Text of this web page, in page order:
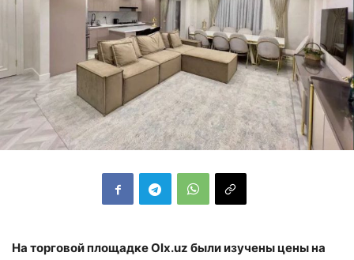
На торговой площадке Olx.uz были изучены цены на